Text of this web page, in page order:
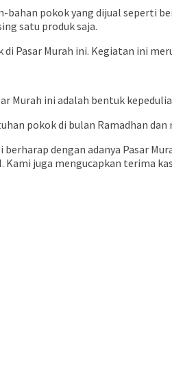
pokok yang dijual seperti
satu produk saja.
Pasar Murah ini. Kegiatan ini
Murah ini adalah bentuk
pokok di bulan Ramadhan dan
dengan adanya Pasar
juga mengucapkan terima